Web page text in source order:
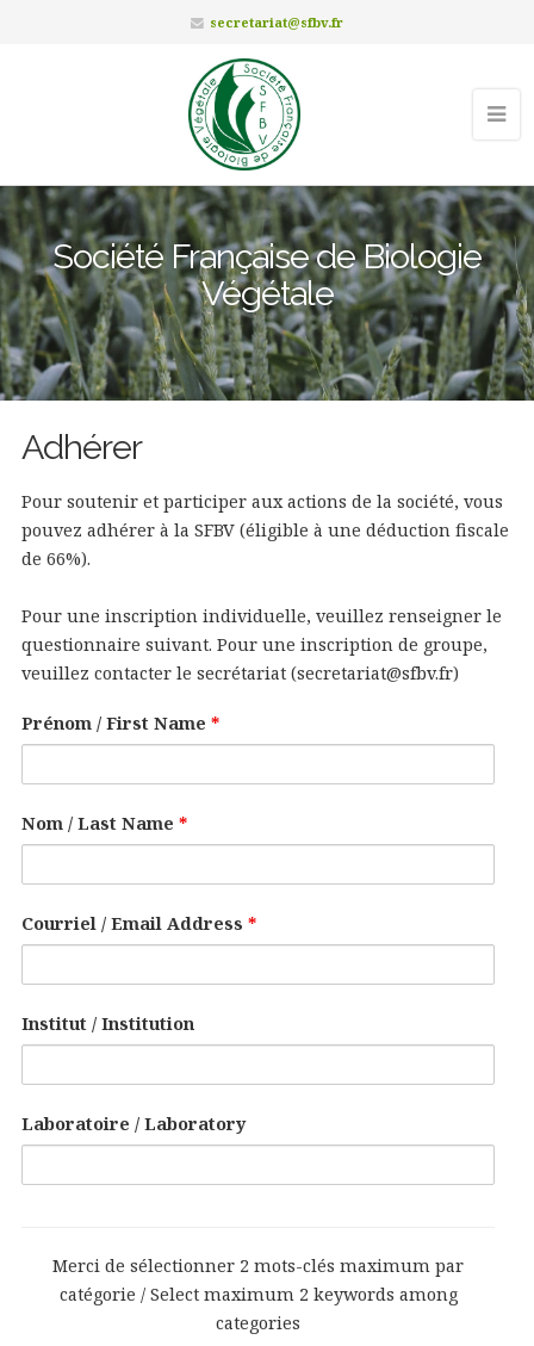
secretariat@sfbv.fr
Société Française de Biologie
Végétale
Adhérer
Pour soutenir et participer aux actions de la société, vous
pouvez adhérer à la SFBV (éligible à une déduction fiscale
de 66%).
Pour une inscription individuelle, veuillez renseigner le
questionnaire suivant. Pour une inscription de groupe,
veuillez contacter le secrétariat (secretariat@sfbv.fr)
Prénom / First Name *
Nom / Last Name *
Courriel / Email Address *
Institut / Institution
Laboratoire / Laboratory
Merci de sélectionner 2 mots-clés maximum par
catégorie / Select maximum 2 keywords among
categories